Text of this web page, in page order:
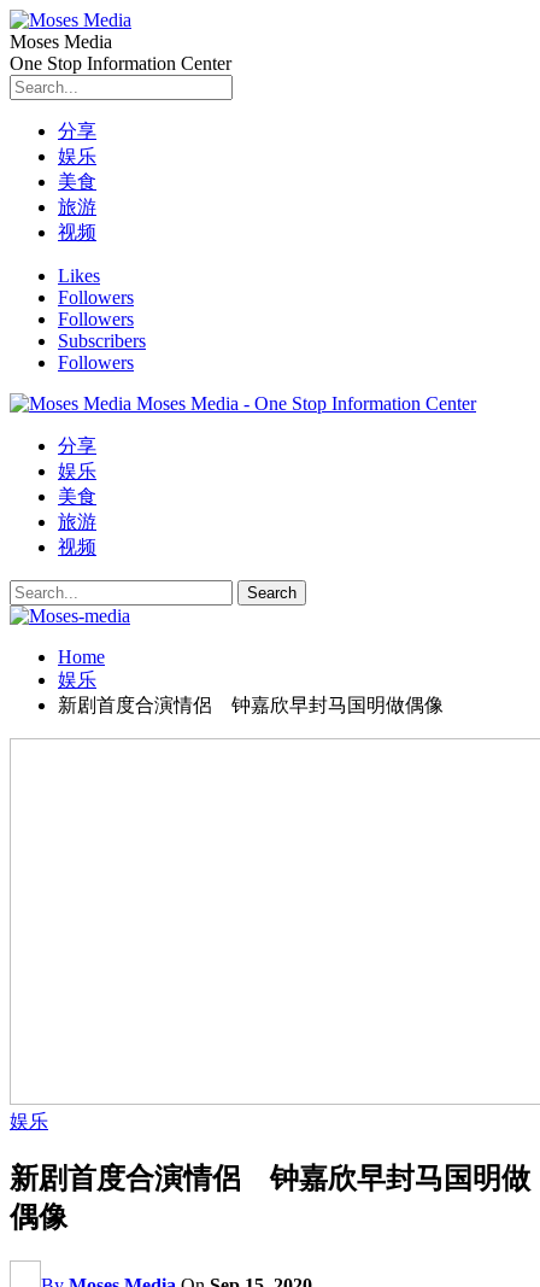
Moses Media
One Stop Information Center
分享
娱乐
美食
旅游
视频
Likes
Followers
Followers
Subscribers
Followers
Moses Media - One Stop Information Center
分享
娱乐
美食
旅游
视频
Home
娱乐
新剧首度合演情侶 钟嘉欣早封马国明做偶像
娱乐
新剧首度合演情侶 钟嘉欣早封马国明做
偶像